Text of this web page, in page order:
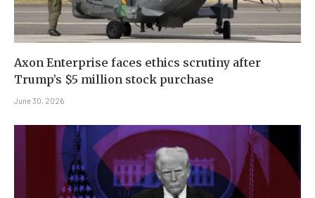
Axon Enterprise faces ethics scrutiny after
Trump’s $5 million stock purchase
June 30, 2026